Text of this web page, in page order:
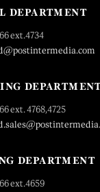
DEPARTMENT
ext.4734
ext. 4768,4725
DEPARTMENT
ext.4659